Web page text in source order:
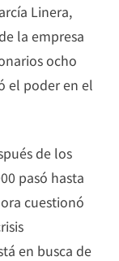
Linera,
la empresa
ocho
el poder en el
de los
pasó hasta
cuestionó
en busca de